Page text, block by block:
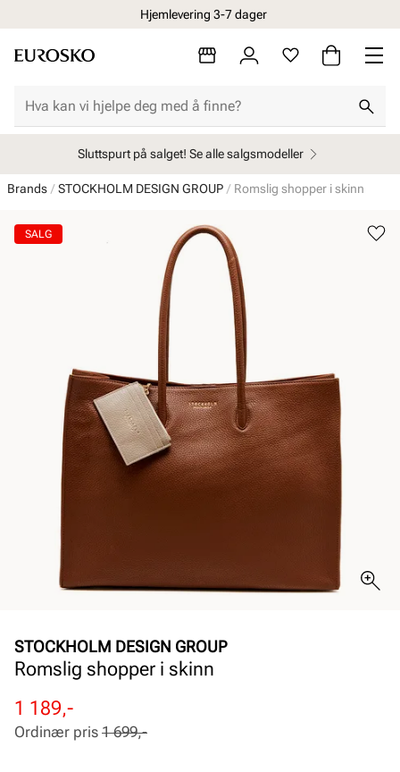
Hjemlevering 3-7 dager
Sluttspurt på salget! Se alle salgsmodeller
Brands STOCKHOLM DESIGN GROUP Romslig shopper i skinn
SALG
STOCKHOLM DESIGN GROUP
Romslig shopper i skinn
Rabattert
pris
1 189,-
Ordinær
pris
Ordinær pris 1 699,-